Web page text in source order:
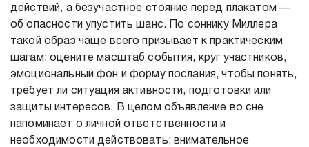
действий, а безучастное стояние перед плакатом —
об опасности упустить шанс. По соннику Миллера
такой образ чаще всего призывает к практическим
шагам: оцените масштаб события, круг участников,
эмоциональный фон и форму послания, чтобы понять,
требует ли ситуация активности, подготовки или
защиты интересов. В целом объявление во сне
напоминает о личной ответственности и
необходимости действовать; внимательное